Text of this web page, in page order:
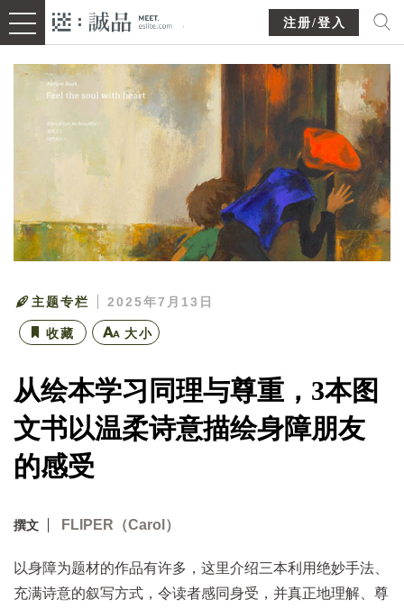
注册/登入
主题专栏 2025年7月13日
收藏 大小
从绘本学习同理与尊重，3本图
文书以温柔诗意描绘身障朋友
的感受
撰文 FLIPER（Carol）
以身障为题材的作品有许多，这里介绍三本利用绝妙手法、
充满诗意的叙写方式，令读者感同身受，并真正地理解、尊